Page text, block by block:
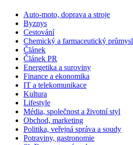
Auto-moto, doprava a stroje
Byznys
Cestování
Chemický a farmaceutický průmysl
Článek
Článek PR
Energetika a suroviny
Finance a ekonomika
IT a telekomunikace
Kultura
Lifestyle
Média, společnost a životní styl
Obchod, marketing
Politika, veřejná správa a soudy
Potraviny, gastronomie